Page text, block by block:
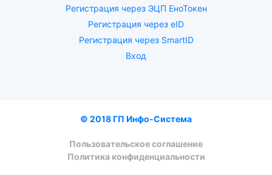
Регистрация через ЭЦП ЕноТокен
Регистрация через eID
Регистрация через SmartID
Вход
© 2018 ГП Инфо-Система
Пользовательское соглашение
Политика конфиденциальности